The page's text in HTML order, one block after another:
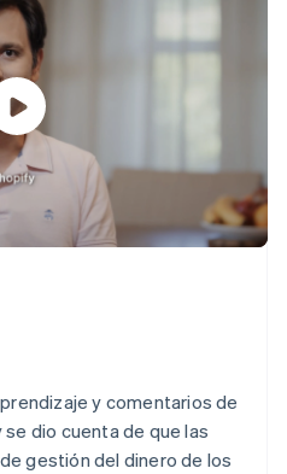
y comentarios de
dio cuenta de que las
gestión del dinero de los